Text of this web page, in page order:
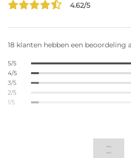
4.62/5
18 klanten hebben een beoordeling
5/5
4/5
3/5
2/5
1/5